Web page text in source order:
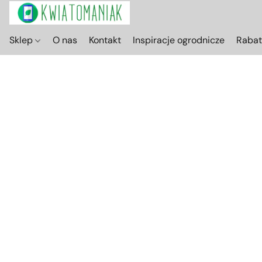
Sklep O nas Kontakt Inspiracje ogrodnicze